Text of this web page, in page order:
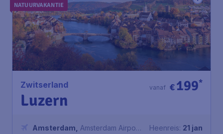
NATUURVAKANTIE
Zwitserland
Luzern
€199*
vanaf
Amsterdam
Amsterdam Airport
Heenreis: 21 jan